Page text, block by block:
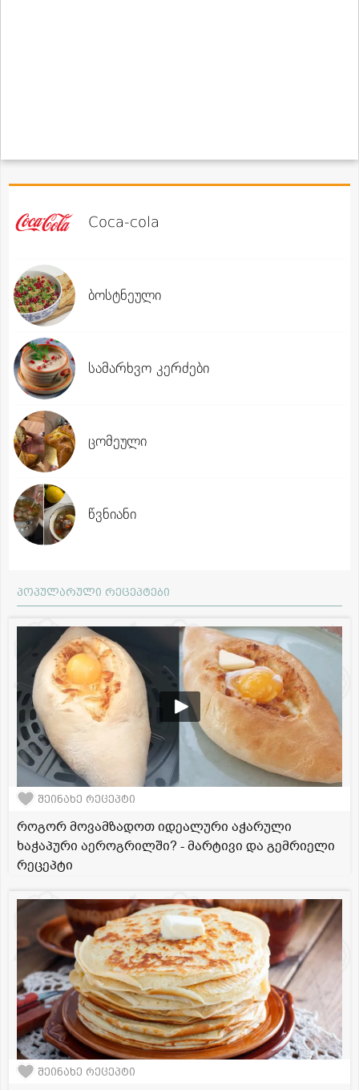
Coca-cola
ბოსტნეული
სამარხვო კერძები
ცომეული
წვნიანი
პოპულარული რეცეპტები
შეინახე რეცეპტი
როგორ მოვამზადოთ იდეალური აჭარული
ხაჭაპური აეროგრილში? - მარტივი და გემრიელი
რეცეპტი
შეინახე რეცეპტი